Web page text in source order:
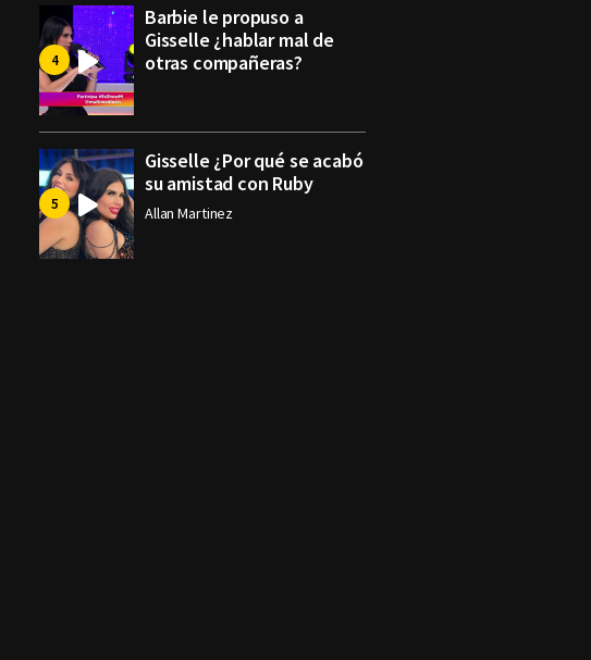
Barbie le propuso a
Gisselle ¿hablar mal de
otras compañeras?
Gisselle ¿Por qué se acabó
su amistad con Ruby
Allan Martinez